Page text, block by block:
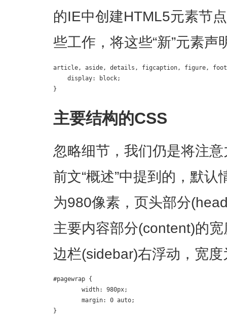
的IE中创建HTML5元素节
些工作，将这些“新”元素声
article, aside, details, figcaption, figure,
    display: block;
}
主要结构的CSS
忽略细节，我们仍是将注
前文“概述”中提到的，默
为980像素，页头部分
主要内容部分(content)的
边栏(sidebar)右浮动，宽
#pagewrap {
}